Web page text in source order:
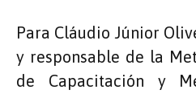
Para Cláudio Júnior
y responsable de la
de Capacitación y